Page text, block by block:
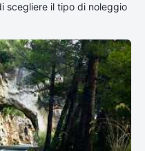
scegliere il tipo di noleggio